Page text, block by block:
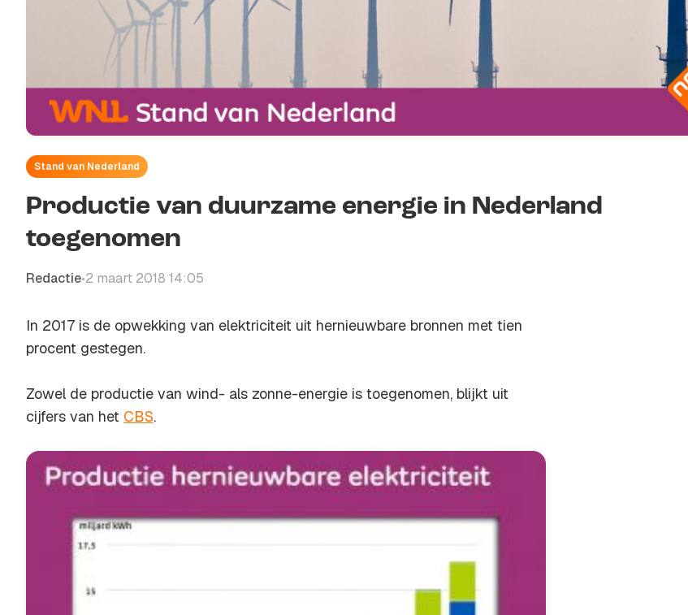
Stand van Nederland
Productie van duurzame energie in Nederland
toegenomen
Redactie•2 maart 2018 14:05
In 2017 is de opwekking van elektriciteit uit hernieuwbare bronnen met tien
procent gestegen.
Zowel de productie van wind- als zonne-energie is toegenomen, blijkt uit
cijfers van het CBS.